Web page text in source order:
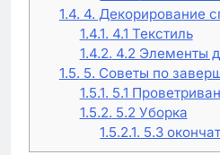
1.4. 4. Декорирование
1.4.1. 4.1 Текстиль
1.4.2. 4.2 Элементы
1.5. 5. Советы по
1.5.1. 5.1
1.5.2. 5.2 Уборка
1.5.2.1. 5.3